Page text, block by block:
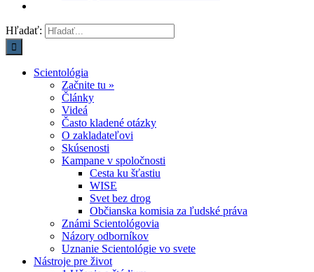
Hľadať:
Scientológia
Začnite tu »
Články
Videá
Často kladené otázky
O zakladateľovi
Skúsenosti
Kampane v spoločnosti
Cesta ku šťastiu
WISE
Svet bez drog
Občianska komisia za ľudské práva
Známi Scientológovia
Názory odborníkov
Uznanie Scientológie vo svete
Nástroje pre život